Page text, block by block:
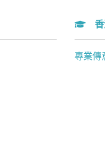
專業傳